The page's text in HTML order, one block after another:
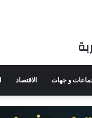
و جهات الاقتصاد